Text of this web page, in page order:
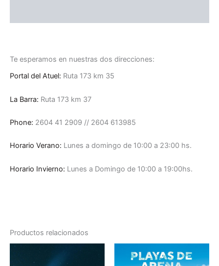
Te esperamos en nuestras dos direcciones:
Portal del Atuel: Ruta 173 km 35
La Barra: Ruta 173 km 37
Phone: 2604 41 2909 // 2604 613985
Horario Verano: Lunes a domingo de 10:00 a 23:00 hs.
Horario Invierno: Lunes a Domingo de 10:00 a 19:00hs.
Productos relacionados